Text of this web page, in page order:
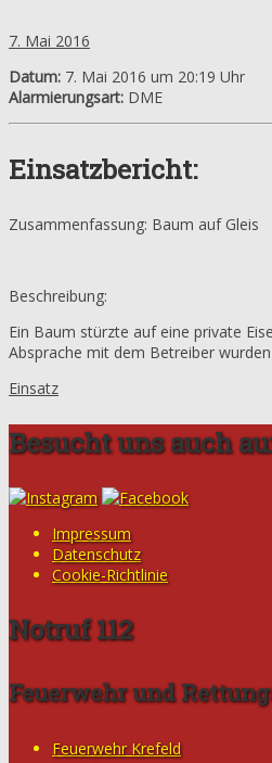
7. Mai 2016
Datum: 7. Mai 2016 um 20:19 Uhr
Alarmierungsart: DME
Einsatzbericht:
Zusammenfassung: Baum auf Gleis
Beschreibung:
Ein Baum stürzte auf eine private
Absprache mit dem Betreiber
Einsatz
Besucht uns auch
Impressum
Datenschutz
Cookie-Richtlinie
Notruf 112
Feuerwehr und
Feuerwehr Krefeld